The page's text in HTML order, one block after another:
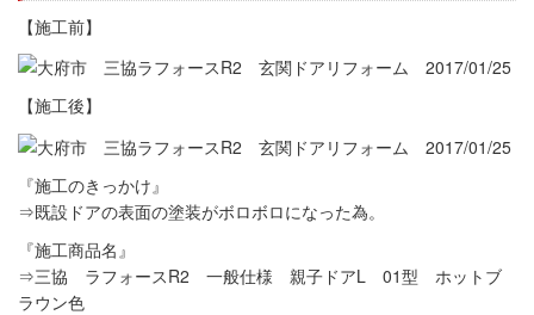
【施工前】
【施工後】
『施工のきっかけ』
⇒既設ドアの表面の塗装がボロボロになった為。
『施工商品名』
⇒三協 ラフォースR2 一般仕様 親子ドアL 01型 ホットブ
ラウン色